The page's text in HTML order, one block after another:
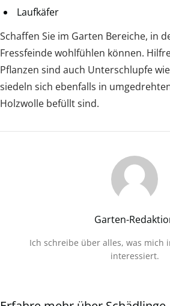
Laufkäfer
Schaffen Sie im Garten Bereiche, in
Fressfeinde wohlfühlen können.
Pflanzen sind auch Unterschlupfe
siedeln sich ebenfalls in
Holzwolle befüllt sind.
Garten-
Ich schreibe über alles, was mich
interessiert.